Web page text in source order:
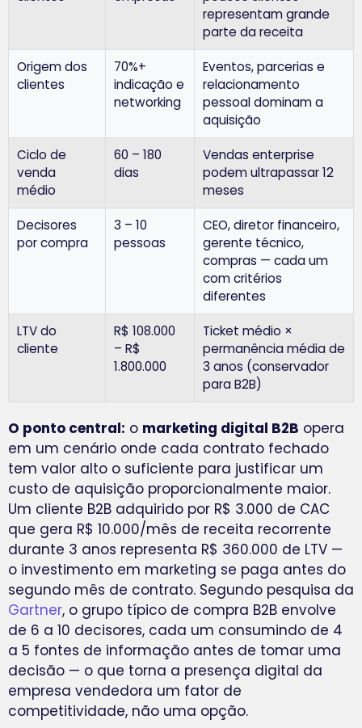
representam grande
parte da receita
Origem dos
clientes
70%+
indicação e
networking
Eventos, parcerias e
relacionamento
pessoal dominam a
aquisição
Ciclo de
venda
médio
60 – 180
dias
Vendas enterprise
podem ultrapassar 12
meses
Decisores
por compra
3 – 10
pessoas
CEO, diretor financeiro,
gerente técnico,
compras — cada um
com critérios
diferentes
LTV do
cliente
R$ 108.000
– R$
1.800.000
Ticket médio ×
permanência média de
3 anos (conservador
para B2B)
O ponto central: o marketing digital B2B opera
em um cenário onde cada contrato fechado
tem valor alto o suficiente para justificar um
custo de aquisição proporcionalmente maior.
Um cliente B2B adquirido por R$ 3.000 de CAC
que gera R$ 10.000/mês de receita recorrente
durante 3 anos representa R$ 360.000 de LTV —
o investimento em marketing se paga antes do
segundo mês de contrato. Segundo pesquisa da
Gartner, o grupo típico de compra B2B envolve
de 6 a 10 decisores, cada um consumindo de 4
a 5 fontes de informação antes de tomar uma
decisão — o que torna a presença digital da
empresa vendedora um fator de
competitividade, não uma opção.